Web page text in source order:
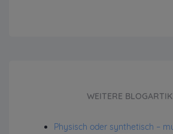
WEITERE
Physisch oder synthetisch –